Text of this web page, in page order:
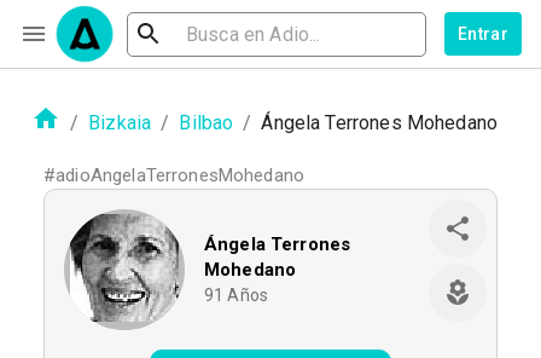
Entrar
/ Bizkaia / Bilbao / Ángela Terrones Mohedano
#adioAngelaTerronesMohedano
Ángela Terrones
Mohedano
91 Años